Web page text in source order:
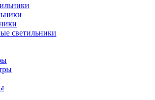
светильники